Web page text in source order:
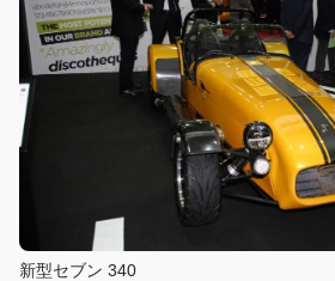
新型セブン 340